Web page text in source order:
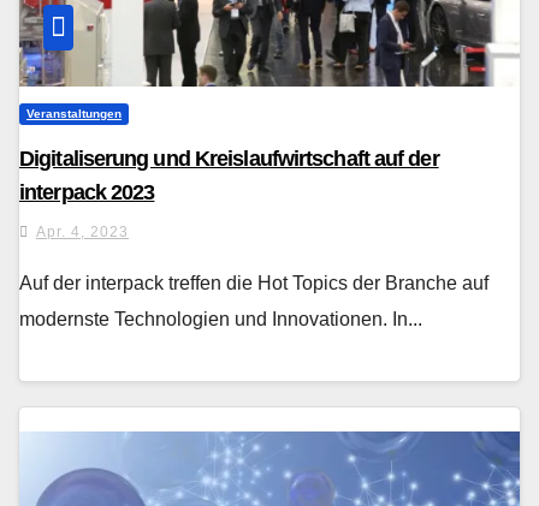
Veranstaltungen
Digitaliserung und Kreislaufwirtschaft auf der
interpack 2023
Apr. 4, 2023
Auf der interpack treffen die Hot Topics der Branche auf
modernste Technologien und Innovationen. In...